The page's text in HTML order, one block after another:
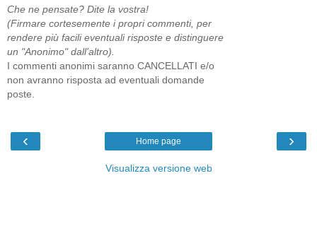
Che ne pensate? Dite la vostra!
(Firmare cortesemente i propri commenti, per
rendere più facili eventuali risposte e distinguere
un "Anonimo" dall'altro).
I commenti anonimi saranno CANCELLATI e/o
non avranno risposta ad eventuali domande
poste.
‹ ›
Home page
Visualizza versione web